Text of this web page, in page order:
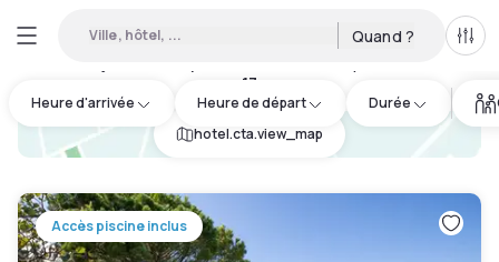
Ville, hôtel, ... Quand ?
Heure d'arrivée Heure de départ Durée
Hôtels en journée disponibles à Saint-Rémy-de-Provence:
17
hotel.cta.view_map
Accès piscine inclus